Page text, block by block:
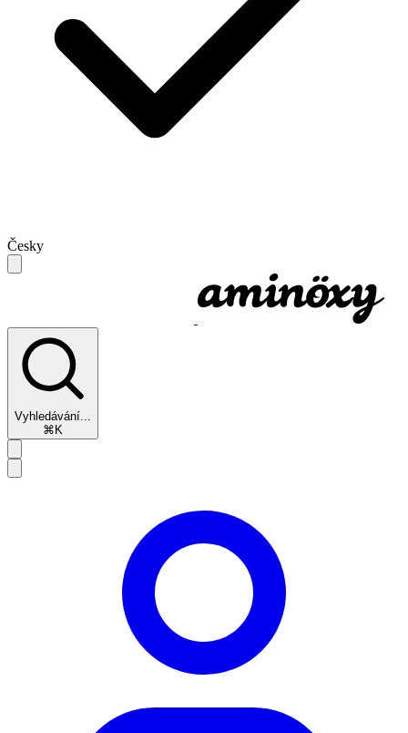
Česky
Vyhledávání...
⌘K